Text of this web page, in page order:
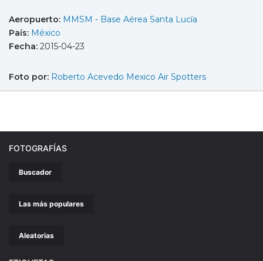
Aeropuerto: MMSM - Base Aérea Santa Lucía
País: México
Fecha: 2015-04-23
Foto por: Roberto Acevedo Mexico Air Spotters
FOTOGRAFÍAS
Buscador
Las más populares
Aleatorias